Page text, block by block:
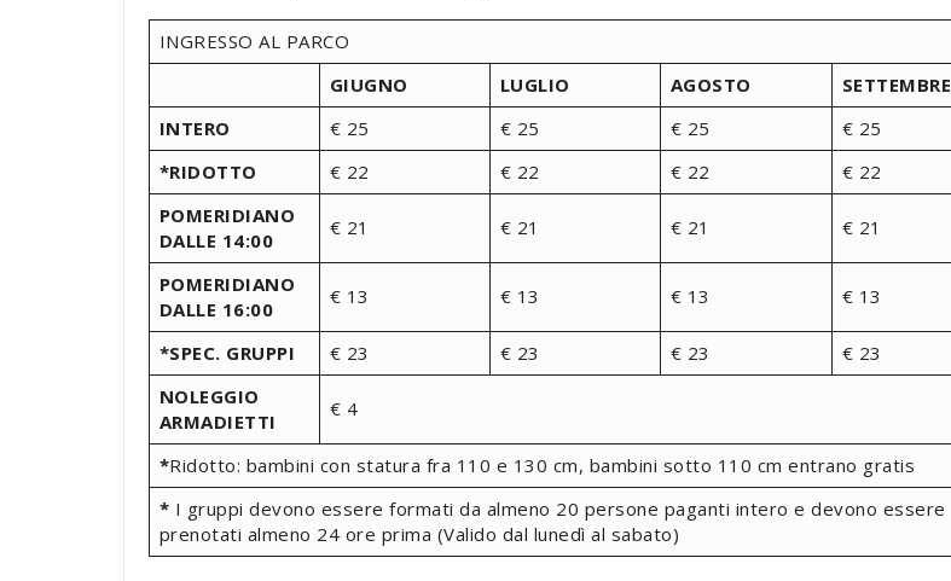
INGRESSO AL PARCO
GIUGNO
LUGLIO AGOSTO
SETTEMBRE
INTERO
€ 25 € 25 € 25
€ 25
*RIDOTTO
€ 22 € 22 € 22
€ 22
POMERIDIANO
DALLE 14:00
€ 21 € 21 € 21 € 21
POMERIDIANO
DALLE 16:00
€ 13 € 13 € 13 € 13
*SPEC. GRUPPI € 23 € 23 € 23
€ 23
NOLEGGIO
ARMADIETTI
€ 4
*Ridotto: bambini con statura fra 110 e 130 cm, bambini sotto 110 cm entrano gratis
* I gruppi devono essere formati da almeno 20 persone paganti intero e devono essere
prenotati almeno 24 ore prima (Valido dal lunedì al sabato)